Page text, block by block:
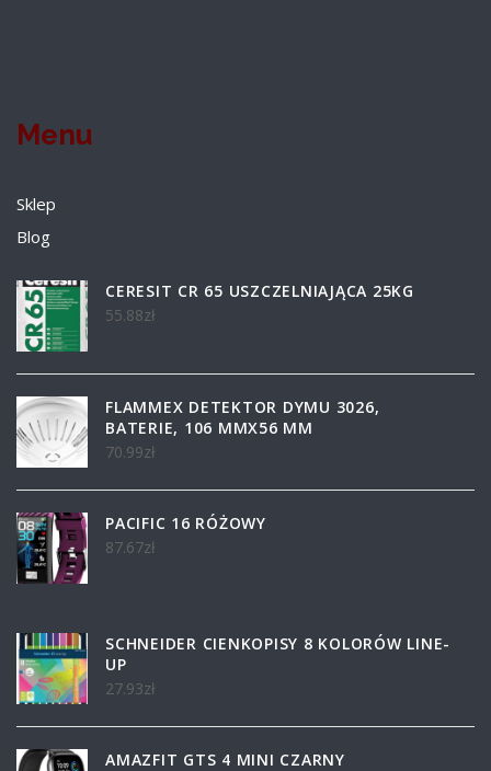
Menu
Sklep
Blog
CERESIT CR 65 USZCZELNIAJĄCA 25KG
55.88zł
FLAMMEX DETEKTOR DYMU 3026,
BATERIE, 106 MMX56 MM
70.99zł
PACIFIC 16 RÓŻOWY
87.67zł
SCHNEIDER CIENKOPISY 8 KOLORÓW LINE-
UP
27.93zł
AMAZFIT GTS 4 MINI CZARNY